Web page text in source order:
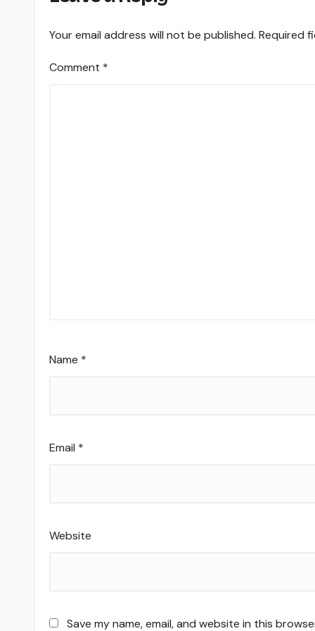
Your email address will not be published. Required
Comment *
Name *
Email *
Website
Save my name, email, and website in this